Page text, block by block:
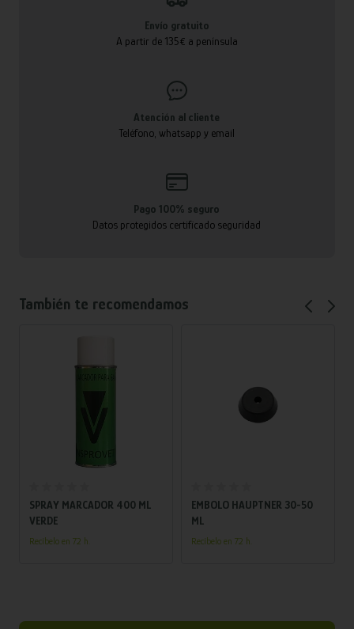
Envío gratuito
A partir de 135€ a península
Atención al cliente
Teléfono, whatsapp y email
Pago 100% seguro
Datos protegidos certificado seguridad
También te recomendamos
SPRAY MARCADOR 400 ML
VERDE
Recíbelo en 72 h.
EMBOLO HAUPTNER 30-50
ML
Recíbelo en 72 h.